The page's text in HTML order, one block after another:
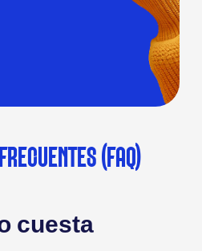
(FAQ)
cuesta